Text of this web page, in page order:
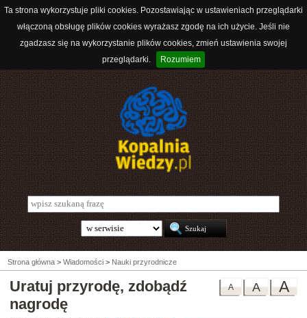
Ta strona wykorzystuje pliki cookies. Pozostawiając w ustawieniach przeglądarki
włączoną obsługę plików cookies wyrażasz zgodę na ich użycie. Jeśli nie
zgadzasz się na wykorzystanie plików cookies, zmień ustawienia swojej
przeglądarki.
Rozumiem
Strona główna > Wiadomości > Nauki przyrodnicze
A
A
A
Uratuj przyrodę, zdobądź
nagrodę